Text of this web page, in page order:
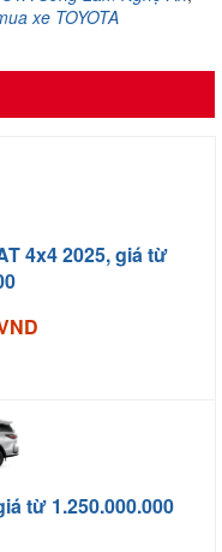
xe TOYOTA
4x4 2025, giá từ
từ 1.250.000.000